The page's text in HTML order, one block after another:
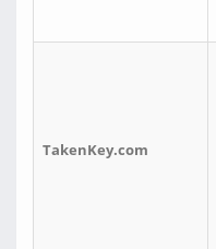
TakenKey.com